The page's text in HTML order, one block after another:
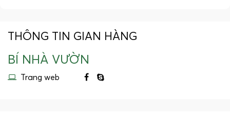
THÔNG TIN GIAN HÀNG
BÍ NHÀ VƯỜN
Trang web